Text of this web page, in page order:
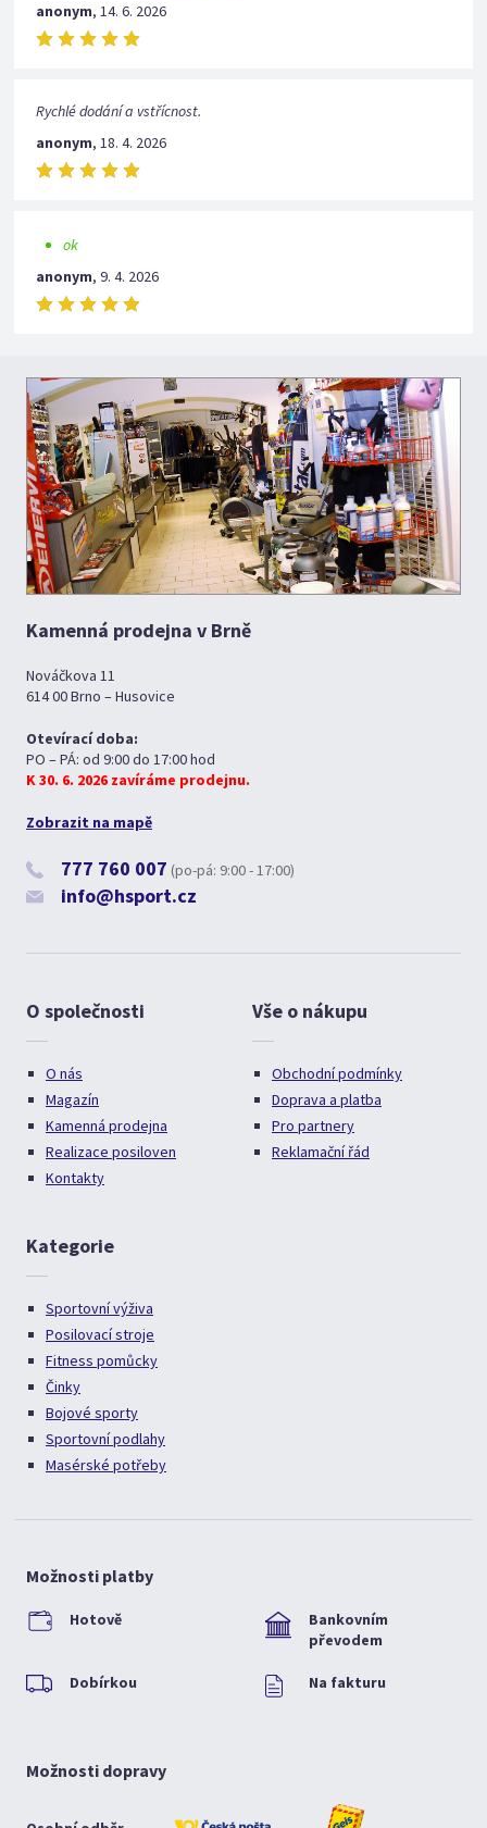
anonym,14. 6. 2026
Rychlé dodání a vstřícnost.
anonym,18. 4. 2026
ok
anonym,9. 4. 2026
Kamenná prodejna v Brně
Nováčkova 11
614 00 Brno – Husovice
Otevírací doba:
PO – PÁ: od 9:00 do 17:00 hod
K 30. 6. 2026 zavíráme prodejnu.
Zobrazit na mapě
777 760 007 (po-pá: 9:00 - 17:00)
info@hsport.cz
O společnosti
O nás
Magazín
Kamenná prodejna
Realizace posiloven
Kontakty
Vše o nákupu
Obchodní podmínky
Doprava a platba
Pro partnery
Reklamační řád
Kategorie
Sportovní výživa
Posilovací stroje
Fitness pomůcky
Činky
Bojové sporty
Sportovní podlahy
Masérské potřeby
Možnosti platby
Hotově
Bankovním
převodem
Dobírkou Na fakturu
Možnosti dopravy